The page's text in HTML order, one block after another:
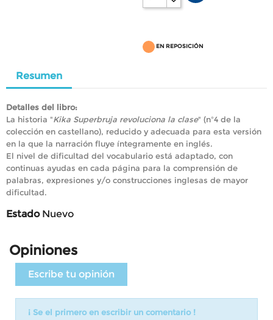
EN REPOSICIÓN
Resumen
Detalles del libro:
La historia "Kika Superbruja revoluciona la clase" (nº4 de la
colección en castellano), reducido y adecuada para esta versión
en la que la narración fluye íntegramente en inglés.
El nivel de dificultad del vocabulario está adaptado, con
continuas ayudas en cada página para la comprensión de
palabras, expresiones y/o construcciones inglesas de mayor
dificultad.
Estado Nuevo
Opiniones
Escribe tu opinión
¡ Se el primero en escribir un comentario !